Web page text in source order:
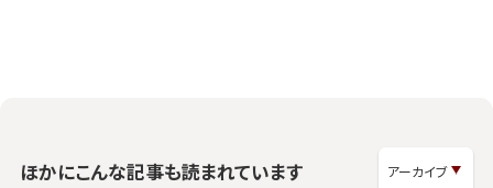
ほかにこんな記事も読まれています